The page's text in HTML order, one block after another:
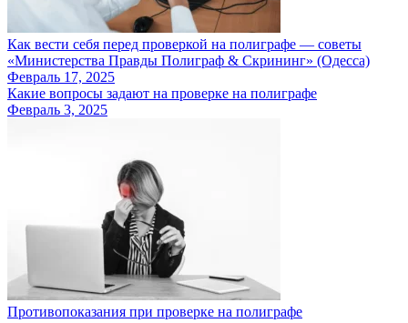
Как вести себя перед проверкой на полиграфе — советы
«Министерства Правды Полиграф & Скрининг» (Одесса)
Февраль 17, 2025
Какие вопросы задают на проверке на полиграфе
Февраль 3, 2025
Противопоказания при проверке на полиграфе